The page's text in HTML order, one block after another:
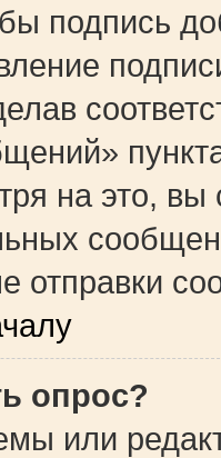
подпись
на это,
отправки
опрос?
или